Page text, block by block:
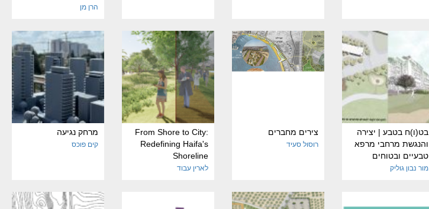
הרן מן
בט(ו)ח בטבע | יצירה
והנגשת מרחבי מרפא
טבעיים ובטוחים
מור נבון גוליק
צירים מחברים
רוסול סעיד
From Shore to City:
Redefining Haifa's
Shoreline
לארין עבוד
מרחק נגיעה
קים פוכס